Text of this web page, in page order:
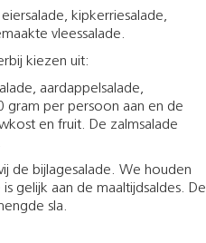
kipkerriesalade,
vleessalade.
kiezen uit:
aardappelsalade,
gram per persoon aan en de
en fruit. De zalmsalade
de bijlagesalade. We houden
gelijk aan de maaltijdsaldes. De
sla.